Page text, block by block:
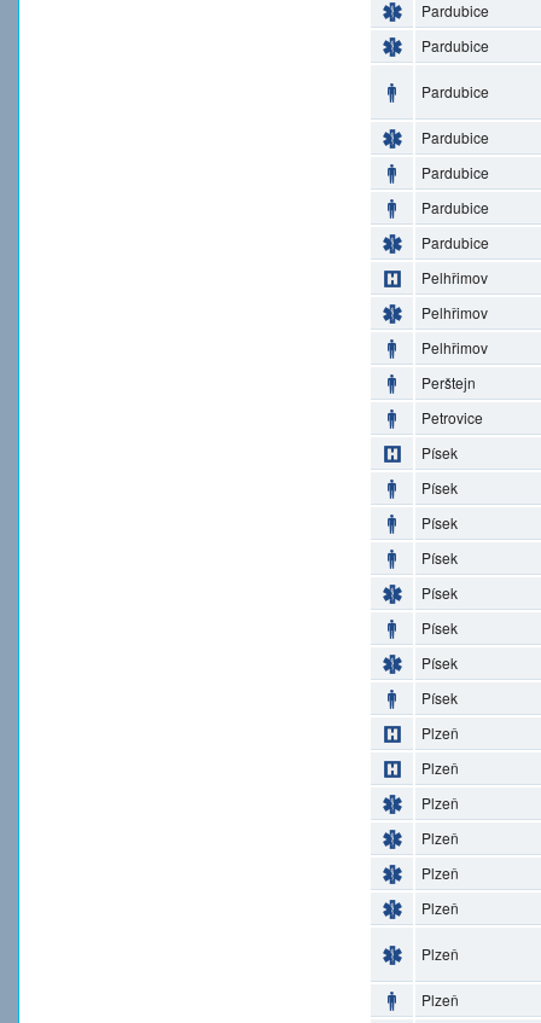
Pardubice
Pardubice
Pardubice
Pardubice
Pardubice
Pardubice
Pardubice
Pelhřimov
Pelhřimov
Pelhřimov
Perštejn
Petrovice
Písek
Písek
Písek
Písek
Písek
Písek
Písek
Písek
Plzeň
Plzeň
Plzeň
Plzeň
Plzeň
Plzeň
Plzeň
Plzeň